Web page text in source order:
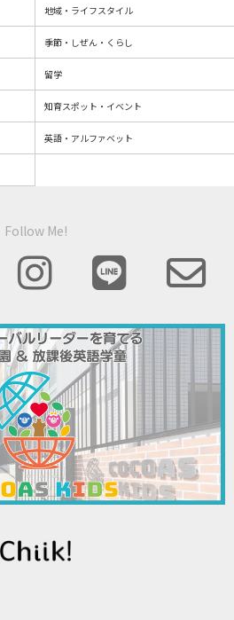
地域・ライフスタイル
季節・しぜん・くらし
留学
知育スポット・イベント
英語・アルファベット
Follow Me!